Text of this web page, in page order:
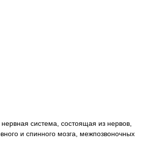
система, состоящая из нервов,
и спинного мозга, межпозвоночных